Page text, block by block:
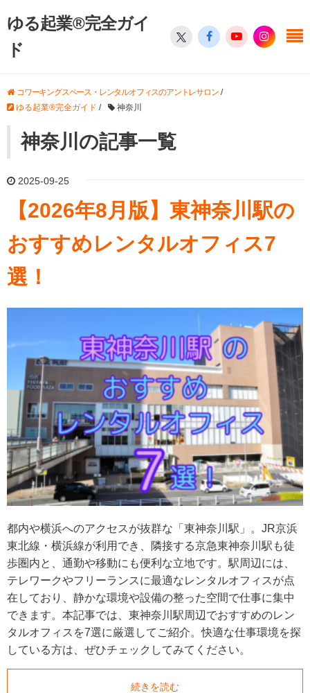
ゆる起業®完全ガイ
ド
コワーキングスペース・レンタルオフィスのアントレサロン/
ゆる起業®完全ガイド / 神奈川
神奈川の記事一覧
2025-09-25
【2026年8月版】東神奈川駅の
おすすめレンタルオフィス7
選！
都内や横浜へのアクセスが抜群な「東神奈川駅」。JR京浜
東北線・横浜線が利用でき、隣接する京急東神奈川駅も徒
歩圏内と、通勤や移動にも便利な立地です。駅周辺には、
テレワークやフリーランスに最適なレンタルオフィスが点
在しており、静かな環境や設備の整った空間で仕事に集中
できます。本記事では、東神奈川駅周辺でおすすめのレン
タルオフィスを7選に厳選してご紹介。快適な仕事環境を探
している方は、ぜひチェックしてみてください。
続きを読む